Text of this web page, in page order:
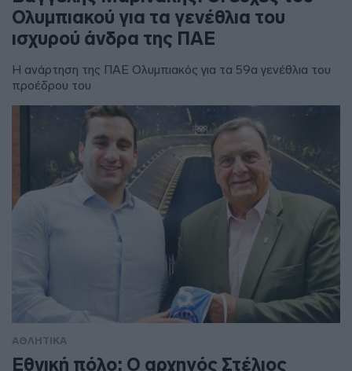
Ολυμπιακού για τα γενέθλια του
ισχυρού άνδρα της ΠΑΕ
Η ανάρτηση της ΠΑΕ Ολυμπιακός για τα 59α γενέθλια του
προέδρου του
ΑΘΛΗΤΙΚΑ
Εθνική πόλο: Ο αρχηγός Στέλιος